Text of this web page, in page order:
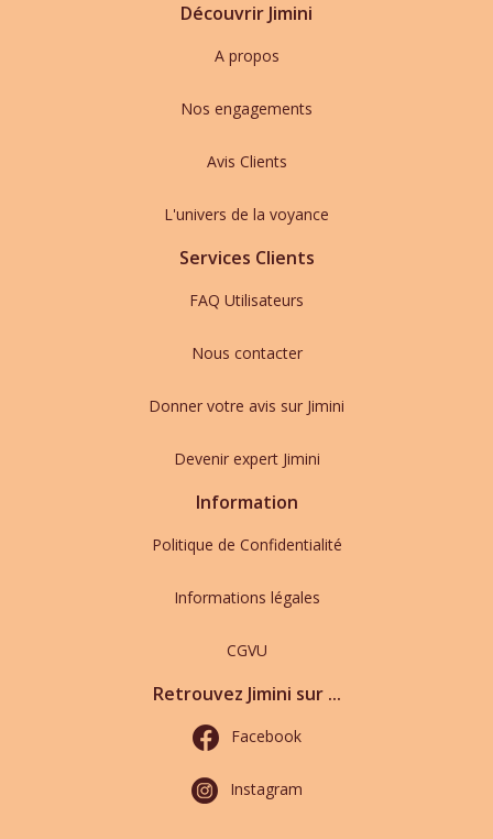
Découvrir Jimini
A propos
Nos engagements
Avis Clients
L'univers de la voyance
Services Clients
FAQ Utilisateurs
Nous contacter
Donner votre avis sur Jimini
Devenir expert Jimini
Information
Politique de Confidentialité
Informations légales
CGVU
Retrouvez Jimini sur ...
Facebook
Instagram